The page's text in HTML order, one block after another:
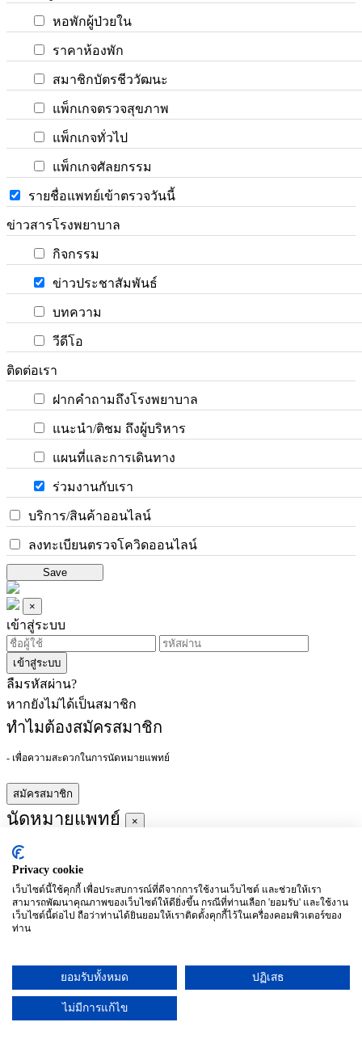
หอพักผู้ป่วยใน
ราคาห้องพัก
สมาชิกบัตรชีววัฒนะ
แพ็กเกจตรวจสุขภาพ
แพ็กเกจทั่วไป
แพ็กเกจศัลยกรรม
รายชื่อแพทย์เข้าตรวจวันนี้
ข่าวสารโรงพยาบาล
กิจกรรม
ข่าวประชาสัมพันธ์
บทความ
วีดีโอ
ติดต่อเรา
ฝากคำถามถึงโรงพยาบาล
แนะนำ/ติชม ถึงผู้บริหาร
แผนที่และการเดินทาง
ร่วมงานกับเรา
บริการ/สินค้าออนไลน์
ลงทะเบียนตรวจโควิดออนไลน์
Save
×
เข้าสู่ระบบ
เข้าสู่ระบบ
ลืมรหัสผ่าน?
หากยังไม่ได้เป็นสมาชิก
ทำไมต้องสมัครสมาชิก
- เพื่อความสะดวกในการนัดหมายแพทย์
สมัครสมาชิก
นัดหมายแพทย์ ×
ผู้ชำนาญการ
ประจำ :
อาทิตย์
จันทร์
(27/09)
อังคาร
(28/09)
พุธ
พฤหัสบดี
ศุกร์
เสาร์
Privacy cookie
เว็บไซต์นี้ใช้คุกกี้ เพื่อประสบการณ์ที่ดีจากการใช้งานเว็บไซต์ และช่วยให้เรา
สามารถพัฒนาคุณภาพของเว็บไซต์ให้ดียิ่งขึ้น กรณีที่ท่านเลือก 'ยอมรับ' และใช้งาน
เว็บไซต์นี้ต่อไป ถือว่าท่านได้ยินยอมให้เราติดตั้งคุกกี้ไว้ในเครื่องคอมพิวเตอร์ของ
ท่าน
ยอมรับทั้งหมด ปฏิเสธ
ไม่มีการแก้ไข